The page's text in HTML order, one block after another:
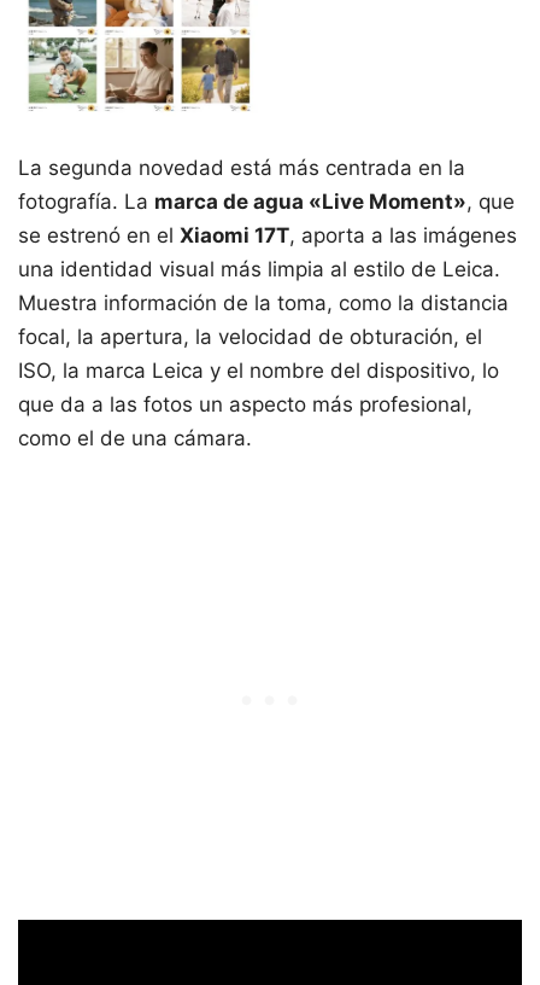
La segunda novedad está más centrada en la
fotografía. La marca de agua «Live Moment», que
se estrenó en el Xiaomi 17T, aporta a las imágenes
una identidad visual más limpia al estilo de Leica.
Muestra información de la toma, como la distancia
focal, la apertura, la velocidad de obturación, el
ISO, la marca Leica y el nombre del dispositivo, lo
que da a las fotos un aspecto más profesional,
como el de una cámara.